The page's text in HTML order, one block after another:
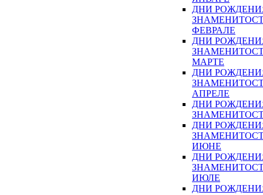
ДНИ
ФЕВРАЛЕ
ДНИ
МАРТЕ
ДНИ
АПРЕЛЕ
ДНИ
ДНИ
ИЮНЕ
ДНИ
ИЮЛЕ
ДНИ